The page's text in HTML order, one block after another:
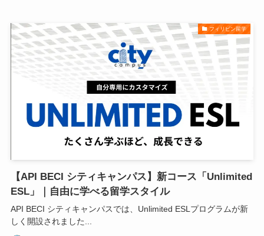
フィリピン留学
【API BECI シティキャンパス】新コース「Unlimited
ESL」｜自由に学べる留学スタイル
API BECI シティキャンパスでは、Unlimited ESLプログラムが新
しく開設されました...